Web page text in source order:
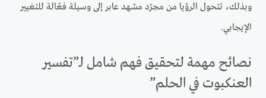
وبذلك، تتحول الرؤيا من مجرّد مشهد عابر إلى وسيلة فعّالة للتغيير
الإيجابي.
نصائح مهمة لتحقيق فهم شامل لـ”تفسير
العنكبوت في الحلم”